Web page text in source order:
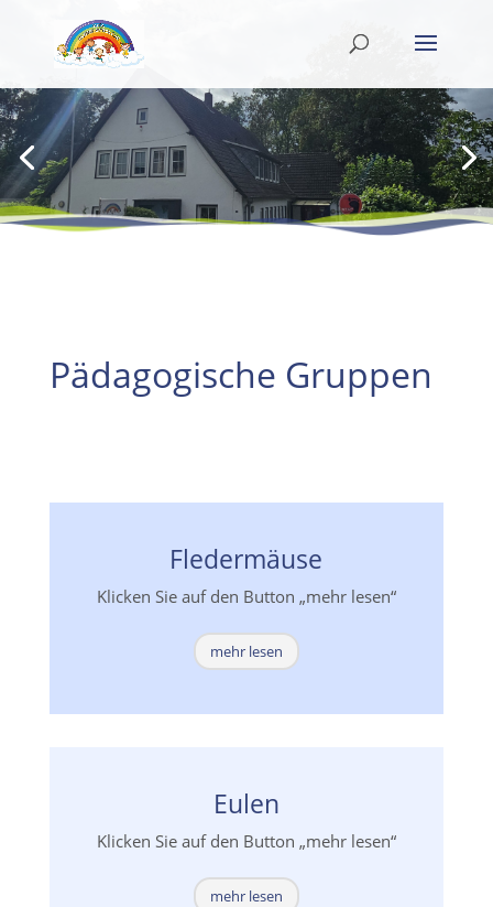
Pädagogische Gruppen
Fledermäuse
Klicken Sie auf den Button „mehr lesen“
mehr lesen
Eulen
Klicken Sie auf den Button „mehr lesen“
mehr lesen